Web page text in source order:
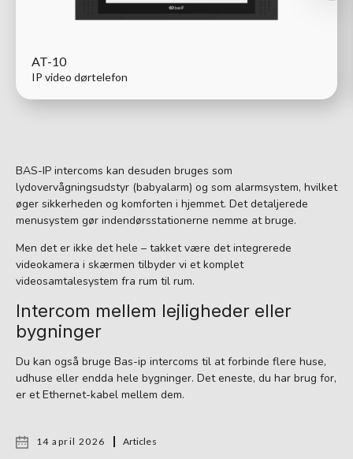
AT-10
IP video dørtelefon
BAS-IP intercoms kan desuden bruges som
lydovervågningsudstyr (babyalarm) og som alarmsystem, hvilket
øger sikkerheden og komforten i hjemmet. Det detaljerede
menusystem gør indendørsstationerne nemme at bruge.
Men det er ikke det hele – takket være det integrerede
videokamera i skærmen tilbyder vi et komplet
videosamtalesystem fra rum til rum.
Intercom mellem lejligheder eller
bygninger
Du kan også bruge Bas-ip intercoms til at forbinde flere huse,
udhuse eller endda hele bygninger. Det eneste, du har brug for,
er et Ethernet-kabel mellem dem.
14 april 2026 Articles